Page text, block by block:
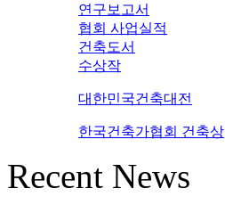
연구보고서
협회 사업실적
건축도서
수상작
대한민국건축대전
한국건축가협회 건축상
Recent News